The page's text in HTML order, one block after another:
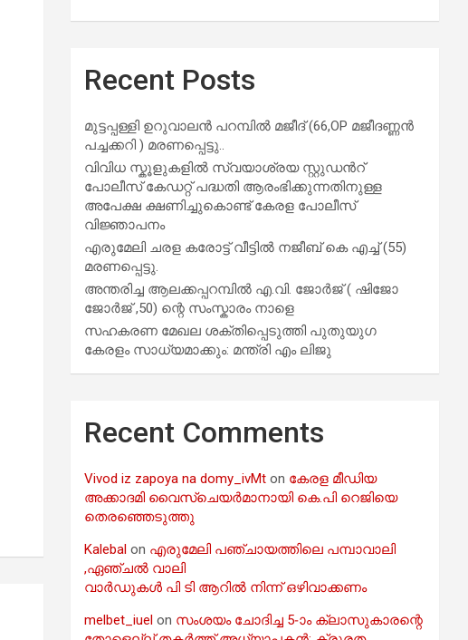
Recent Posts
മുട്ടപ്പള്ളി ഉറുവാലൻ പറമ്പിൽ മജീദ് (66,OP മജീദണ്ണൻ
പച്ചക്കറി ) മരണപ്പെട്ടു..
വിവിധ സ്കൂളുകളില്‍ സ്വയാശ്രയ സ്റ്റുഡന്‍റ്
പോലീസ് കേഡറ്റ് പദ്ധതി ആരംഭിക്കുന്നതിനുള്ള
അപേക്ഷ ക്ഷണിച്ചുകൊണ്ട് കേരള പോലീസ്
വിജ്ഞാപനം
എരുമേലി ചരള കരോട്ട് വീട്ടിൽ നജീബ് കെ എച്ച് (55)
മരണപ്പെട്ടു.
അന്തരിച്ച ആ​ല​ക്ക​പ്പ​റമ്പിൽ​ എ.​വി. ജോ​ർ​ജ് ( ഷിജോ
ജോർജ് ,50) ന്റെ സംസ്കാരം നാളെ
സഹകരണ മേഖല ശക്തിപ്പെടുത്തി പുതുയുഗ
കേരളം സാധ്യമാക്കും: മന്ത്രി എം ലിജു
Recent Comments
Vivod iz zapoya na domy_ivMt on കേരള മീഡിയ
അക്കാദമി വൈസ്ചെയർമാനായി കെ.പി റെജിയെ
തെരഞ്ഞെടുത്തു
Kalebal on എരുമേലി പഞ്ചായത്തിലെ പമ്പാവാലി
,ഏഞ്ചൽ വാലി
വാർഡുകൾ പി ടി ആറിൽ നിന്ന് ഒഴിവാക്കണം
melbet_iuel on സംശയം ചോദിച്ച 5-ാം ക്ലാസുകാരന്റെ